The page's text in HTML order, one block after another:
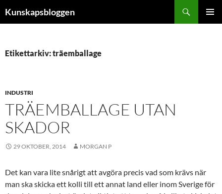
tillKunskapsbloggen
Etikettarkiv: träemballage
INDUSTRI
TRÄEMBALLAGE UTAN
SKADOR
29 OKTOBER, 2014 MORGAN P
Det kan vara lite snårigt att avgöra precis vad som krävs när
man ska skicka ett kolli till ett annat land eller inom Sverige för